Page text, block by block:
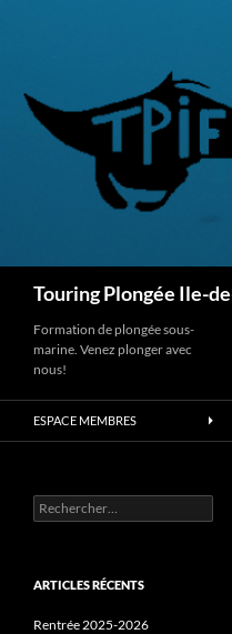
Touring Plongée Ile-
Formation de plongée sous-
marine. Venez plonger avec
nous!
ESPACE MEMBRES
Rechercher :
ARTICLES RÉCENTS
Rentrée 2025-2026